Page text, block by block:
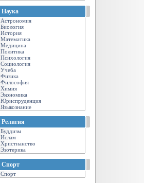
Наука
Астрономия
Биология
История
Математика
Медицина
Политика
Психология
Социология
Учеба
Физика
Философия
Химия
Экономика
Юриспруденция
Языкознание
Религия
Буддизм
Ислам
Христианство
Эзотерика
Спорт
Спорт